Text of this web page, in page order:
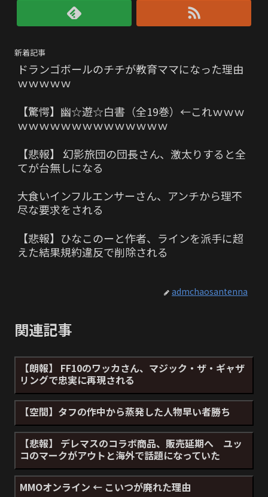
新着記事
ドランゴボールのチチが教育ママになった理由
ｗｗｗｗｗ
【驚愕】幽☆遊☆白書（全19巻）←これｗｗｗ
ｗｗｗｗｗｗｗｗｗｗｗｗｗｗ
【悲報】 幻影旅団の団長さん、激太りすると全
てが台無しになる
大食いインフルエンサーさん、アンチから理不
尽な要求をされる
【悲報】ひなこのーと作者、ラインを派手に超
えた結果規約違反で削除される
admchaosantenna
関連記事
【朗報】 FF10のワッカさん、マジック・ザ・ギャザ
リングで忠実に再現される
【空間】タフの作中から蒸発した人物早い者勝ち
【悲報】 デレマスのコラボ商品、販売延期へ ユッ
コのマークがアウトと海外で話題になっていた
MMOオンライン ← こいつが廃れた理由